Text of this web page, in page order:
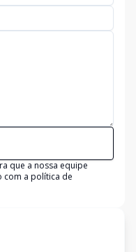
que a nossa equipe
com a política de